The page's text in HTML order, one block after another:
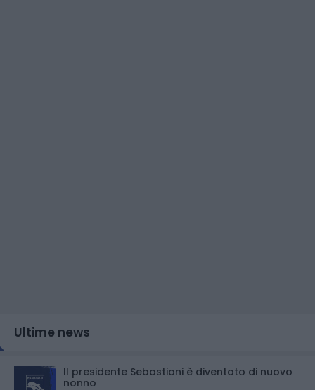
Ultime news
Il presidente Sebastiani è diventato di nuovo
nonno